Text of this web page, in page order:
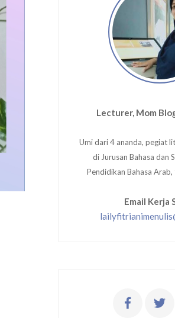
Lecturer, Mom
Umi dari 4 ananda, pegiat
di Jurusan Bahasa dan
Pendidikan Bahasa
Email Kerja